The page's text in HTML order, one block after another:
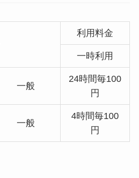
利用料金
一時利用
一般
24時間毎100
円
一般
4時間毎100
円